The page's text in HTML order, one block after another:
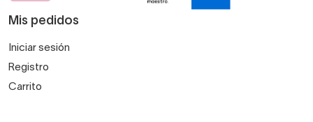
Mis pedidos
Iniciar sesión
Registro
Carrito